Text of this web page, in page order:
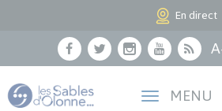
En direct
Facebook
TwitterInstagram
YoutubeRSS
MENU
Panneau de gestion des cookies